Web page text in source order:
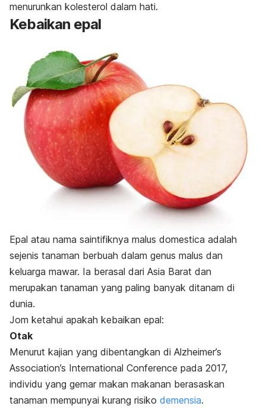
menurunkan kolesterol dalam hati.
Kebaikan epal
Epal atau nama saintifiknya malus domestica adalah
sejenis tanaman berbuah dalam genus malus dan
keluarga mawar. Ia berasal dari Asia Barat dan
merupakan tanaman yang paling banyak ditanam di
dunia.
Jom ketahui apakah kebaikan epal:
Otak
Menurut kajian yang dibentangkan di Alzheimer’s
Association’s International Conference pada 2017,
individu yang gemar makan makanan berasaskan
tanaman mempunyai kurang risiko demensia.